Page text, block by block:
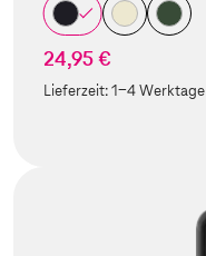
24,95 €
Lieferzeit:1-4 Werktage